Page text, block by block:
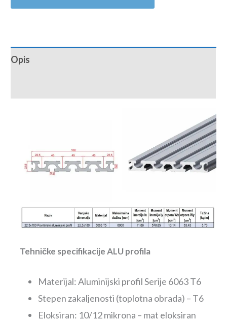
Opis
Tehničke specifikacije ALU profila
Materijal: Aluminijski profil Serije 6063 T6
Stepen zakaljenosti (toplotna obrada) – T6
Eloksiran: 10/12 mikrona – mat eloksiran